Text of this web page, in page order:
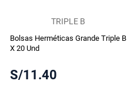
TRIPLE B
Bolsas Herméticas Grande Triple B
X 20 Und
S/11.40